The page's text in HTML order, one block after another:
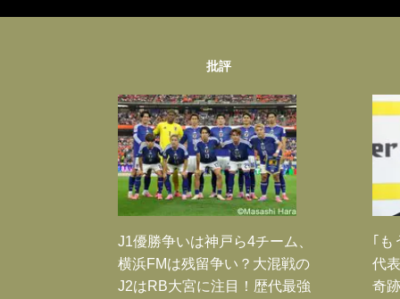
批評
J1優勝争いは神戸ら4チーム、
横浜FMは残留争い？大混戦の
J2はRB大宮に注目！歴代最強
｢も
代
奇